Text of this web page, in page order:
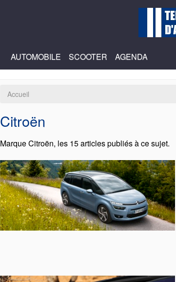
AUTOMOBILE SCOOTER AGENDA
Accueil
Citroën
Marque Citroën, les 15 articles publiés à ce sujet.